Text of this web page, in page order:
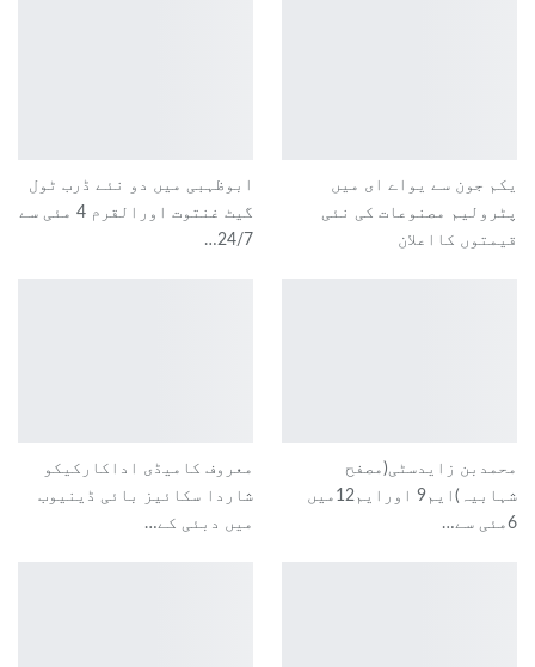
یکم جون سے یواے ای میں
پٹرولیم مصنوعات کی نئی
قیمتوں کااعلان
ابوظہبی میں دو نئے ڈرب ٹول
گیٹ غنتوت اورالقرم 4 مئی سے
24/7…
محمدبن زایدسٹی(مصفح
شہابیہ)ایم9 اورایم12میں
6مئی سے…
معروف کامیڈی اداکارکیکو
شاردا سکائیز بائی ڈینیوب
میں دبئی کے…